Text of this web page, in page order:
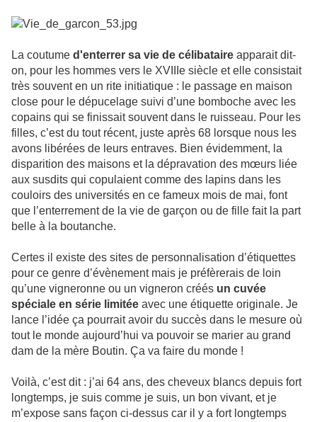
La coutume d'enterrer sa vie de célibataire apparait dit-
on, pour les hommes vers le XVIIIe siècle et elle consistait
très souvent en un rite initiatique : le passage en maison
close pour le dépucelage suivi d’une bomboche avec les
copains qui se finissait souvent dans le ruisseau. Pour les
filles, c’est du tout récent, juste après 68 lorsque nous les
avons libérées de leurs entraves. Bien évidemment, la
disparition des maisons et la dépravation des mœurs liée
aux susdits qui copulaient comme des lapins dans les
couloirs des universités en ce fameux mois de mai, font
que l’enterrement de la vie de garçon ou de fille fait la part
belle à la boutanche.
Certes il existe des sites de personnalisation d’étiquettes
pour ce genre d’évènement mais je préfèrerais de loin
qu’une vigneronne ou un vigneron créés un cuvée
spéciale en série limitée avec une étiquette originale. Je
lance l’idée ça pourrait avoir du succès dans le mesure où
tout le monde aujourd’hui va pouvoir se marier au grand
dam de la mère Boutin. Ça va faire du monde !
Voilà, c’est dit : j’ai 64 ans, des cheveux blancs depuis fort
longtemps, je suis comme je suis, un bon vivant, et je
m’expose sans façon ci-dessus car il y a fort longtemps